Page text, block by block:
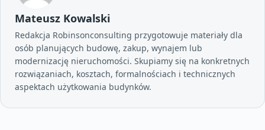
Mateusz Kowalski
Redakcja Robinsonconsulting przygotowuje materiały dla
osób planujących budowę, zakup, wynajem lub
modernizację nieruchomości. Skupiamy się na konkretnych
rozwiązaniach, kosztach, formalnościach i technicznych
aspektach użytkowania budynków.